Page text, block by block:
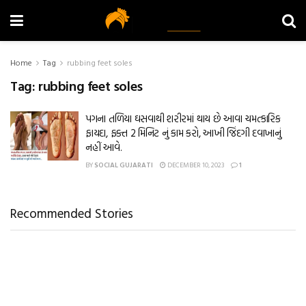
Home Tag rubbing feet soles
Tag: rubbing feet soles
પગના તળિયા ઘસવાથી શરીરમાં થાય છે આવા ચમત્કારિક
ફાયદા, ફક્ત 2 મિનિટ નું કામ કરો, આખી જિંદગી દવાખાનું
નહીં આવે.
BY SOCIAL GUJARATI DECEMBER 10, 2023 1
Recommended Stories